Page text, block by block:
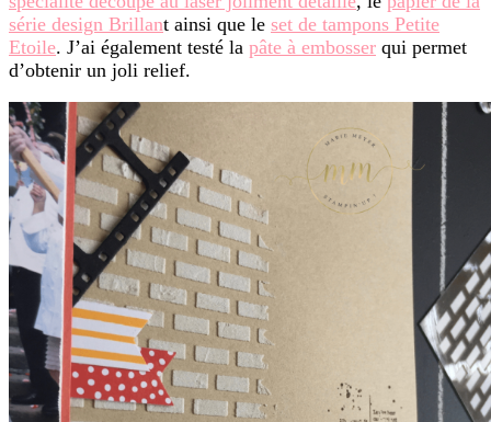
série design Brillant ainsi que le set de tampons Petite
Etoile. J’ai également testé la pâte à embosser qui permet
d’obtenir un joli relief.